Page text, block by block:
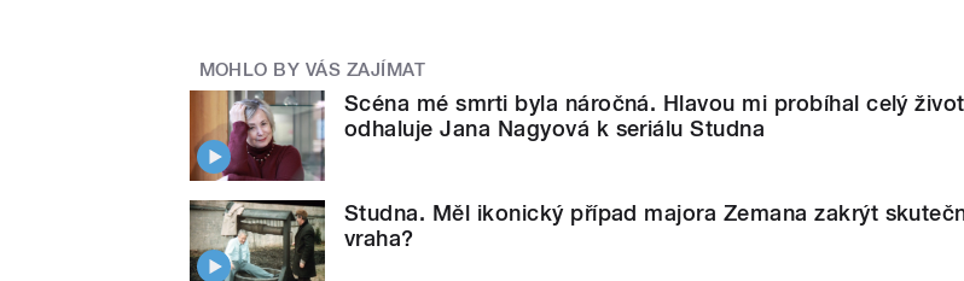
MOHLO BY VÁS ZAJÍMAT
Scéna mé smrti byla náročná. Hlavou mi probíhal celý
odhaluje Jana Nagyová k seriálu Studna
Studna. Měl ikonický případ majora Zemana zakrýt
vraha?